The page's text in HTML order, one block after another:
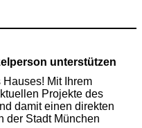
unterstützen
Mit Ihrem
Projekte des
damit einen direkten
der Stadt München